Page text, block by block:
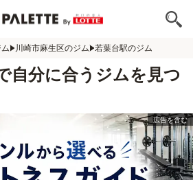
川崎市麻生区のジム 若葉台駅のジム
自分に合うジムを見つ